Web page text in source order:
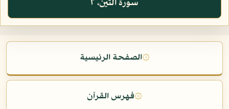
سورة التين، ٢
۞الصفحة الرئيسية
۞فهرس القرآن